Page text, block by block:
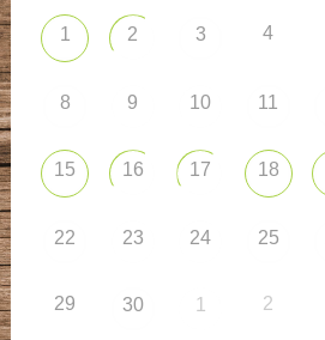
1 2 3 4
8 9 10 11
15 16 17 18
22 23 24 25
29 30 1 2